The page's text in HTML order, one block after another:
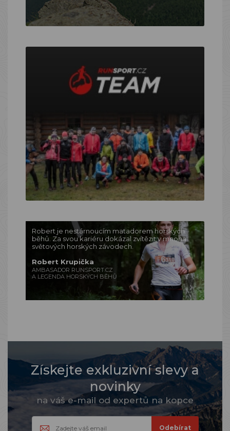
Robert je nestárnoucím matadorem horských
běhů. Za svou kariéru dokázal zvítězit v mnoha
světových horských závodech.
Robert Krupička
AMBASADOR RUNSPORT.CZ
A LEGENDA HORSKÝCH BĚHŮ
Získejte exkluzivní slevy a
novinky
na váš e-mail od expertů na kopce